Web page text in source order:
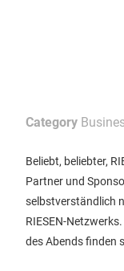
Category
Beliebt, beliebter,
Partner und
selbstverständlich
RIESEN-
des Abends finden